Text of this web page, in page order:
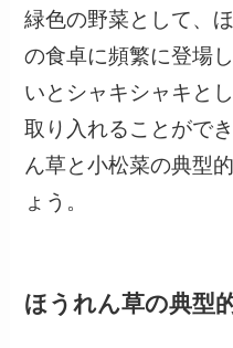
緑色の野菜として、
の食卓に頻繁に登場
いとシャキシャキと
取り入れることがで
ん草と小松菜の典型
ょう。
ほうれん草の典型